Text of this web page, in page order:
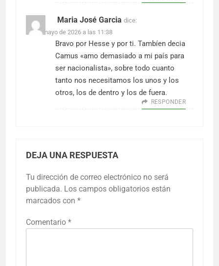
Maria José Garcia dice:
14 de mayo de 2026 a las 11:38
Bravo por Hesse y por ti. Tambíen decia
Camus «amo demasiado a mi país para
ser nacionalista», sobre todo cuanto
tanto nos necesitamos los unos y los
otros, los de dentro y los de fuera.
RESPONDER
DEJA UNA RESPUESTA
Tu dirección de correo electrónico no será
publicada. Los campos obligatorios están
marcados con *
Comentario *